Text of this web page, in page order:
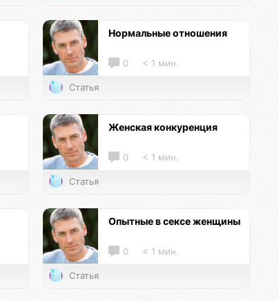
Нормальные отношения
0 < 1 мин.
Статья
Женская конкуренция
0 < 1 мин.
Статья
Опытные в сексе женщины
0 < 1 мин.
Статья